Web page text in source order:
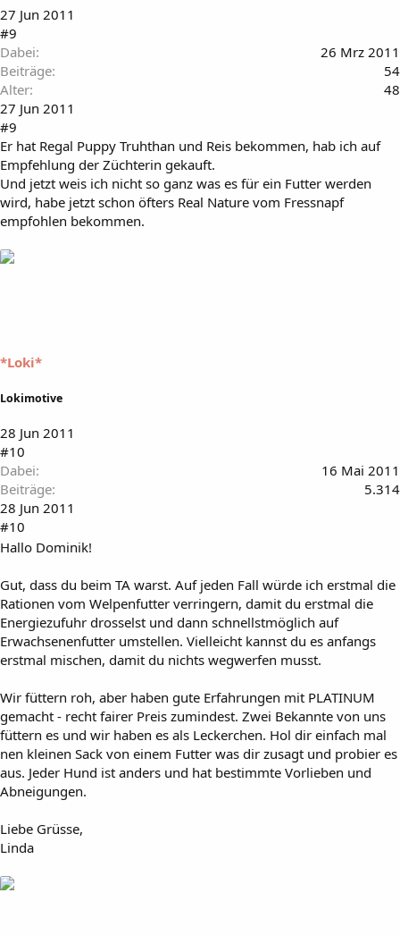
27 Jun 2011
#9
Dabei
26 Mrz 2011
Beiträge
54
Alter
48
27 Jun 2011
#9
Er hat Regal Puppy Truhthan und Reis bekommen, hab ich auf
Empfehlung der Züchterin gekauft.
Und jetzt weis ich nicht so ganz was es für ein Futter werden
wird, habe jetzt schon öfters Real Nature vom Fressnapf
empfohlen bekommen.
*Loki*
Lokimotive
28 Jun 2011
#10
Dabei
16 Mai 2011
Beiträge
5.314
28 Jun 2011
#10
Hallo Dominik!
Gut, dass du beim TA warst. Auf jeden Fall würde ich erstmal die
Rationen vom Welpenfutter verringern, damit du erstmal die
Energiezufuhr drosselst und dann schnellstmöglich auf
Erwachsenenfutter umstellen. Vielleicht kannst du es anfangs
erstmal mischen, damit du nichts wegwerfen musst.
Wir füttern roh, aber haben gute Erfahrungen mit PLATINUM
gemacht - recht fairer Preis zumindest. Zwei Bekannte von uns
füttern es und wir haben es als Leckerchen. Hol dir einfach mal
nen kleinen Sack von einem Futter was dir zusagt und probier es
aus. Jeder Hund ist anders und hat bestimmte Vorlieben und
Abneigungen.
Liebe Grüsse,
Linda